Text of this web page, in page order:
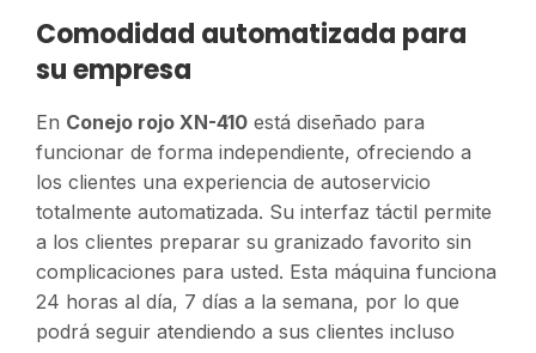
Comodidad automatizada para
su empresa
En Conejo rojo XN-410 está diseñado para
funcionar de forma independiente, ofreciendo a
los clientes una experiencia de autoservicio
totalmente automatizada. Su interfaz táctil permite
a los clientes preparar su granizado favorito sin
complicaciones para usted. Esta máquina funciona
24 horas al día, 7 días a la semana, por lo que
podrá seguir atendiendo a sus clientes incluso